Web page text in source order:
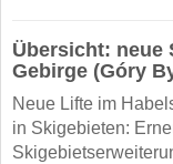
Übersicht: neue
Gebirge (Góry
Neue Lifte im
in Skigebieten: